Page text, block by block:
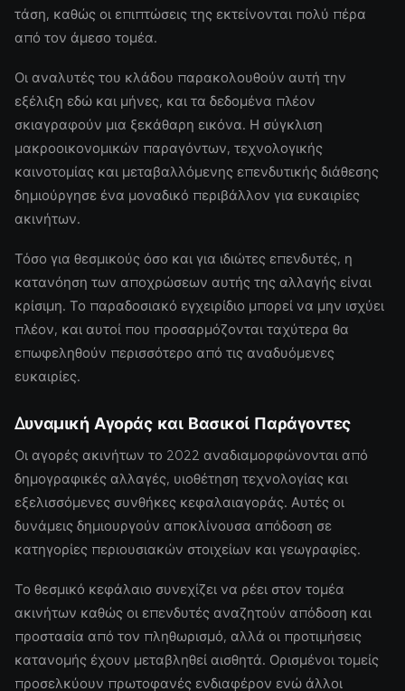
τάση, καθώς οι επιπτώσεις της εκτείνονται πολύ πέρα
από τον άμεσο τομέα.
Οι αναλυτές του κλάδου παρακολουθούν αυτή την
εξέλιξη εδώ και μήνες, και τα δεδομένα πλέον
σκιαγραφούν μια ξεκάθαρη εικόνα. Η σύγκλιση
μακροοικονομικών παραγόντων, τεχνολογικής
καινοτομίας και μεταβαλλόμενης επενδυτικής διάθεσης
δημιούργησε ένα μοναδικό περιβάλλον για ευκαιρίες
ακινήτων.
Τόσο για θεσμικούς όσο και για ιδιώτες επενδυτές, η
κατανόηση των αποχρώσεων αυτής της αλλαγής είναι
κρίσιμη. Το παραδοσιακό εγχειρίδιο μπορεί να μην ισχύει
πλέον, και αυτοί που προσαρμόζονται ταχύτερα θα
επωφεληθούν περισσότερο από τις αναδυόμενες
ευκαιρίες.
Δυναμική Αγοράς και Βασικοί Παράγοντες
Οι αγορές ακινήτων το 2022 αναδιαμορφώνονται από
δημογραφικές αλλαγές, υιοθέτηση τεχνολογίας και
εξελισσόμενες συνθήκες κεφαλαιαγοράς. Αυτές οι
δυνάμεις δημιουργούν αποκλίνουσα απόδοση σε
κατηγορίες περιουσιακών στοιχείων και γεωγραφίες.
Το θεσμικό κεφάλαιο συνεχίζει να ρέει στον τομέα
ακινήτων καθώς οι επενδυτές αναζητούν απόδοση και
προστασία από τον πληθωρισμό, αλλά οι προτιμήσεις
κατανομής έχουν μεταβληθεί αισθητά. Ορισμένοι τομείς
προσελκύουν πρωτοφανές ενδιαφέρον ενώ άλλοι